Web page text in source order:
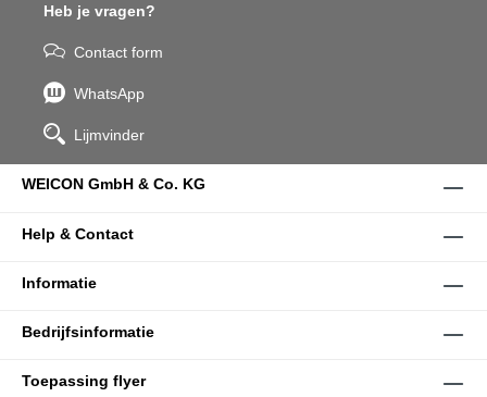
Heb je vragen?
Contact form
WhatsApp
Lijmvinder
WEICON GmbH & Co. KG
Help & Contact
Informatie
Bedrijfsinformatie
Toepassing flyer